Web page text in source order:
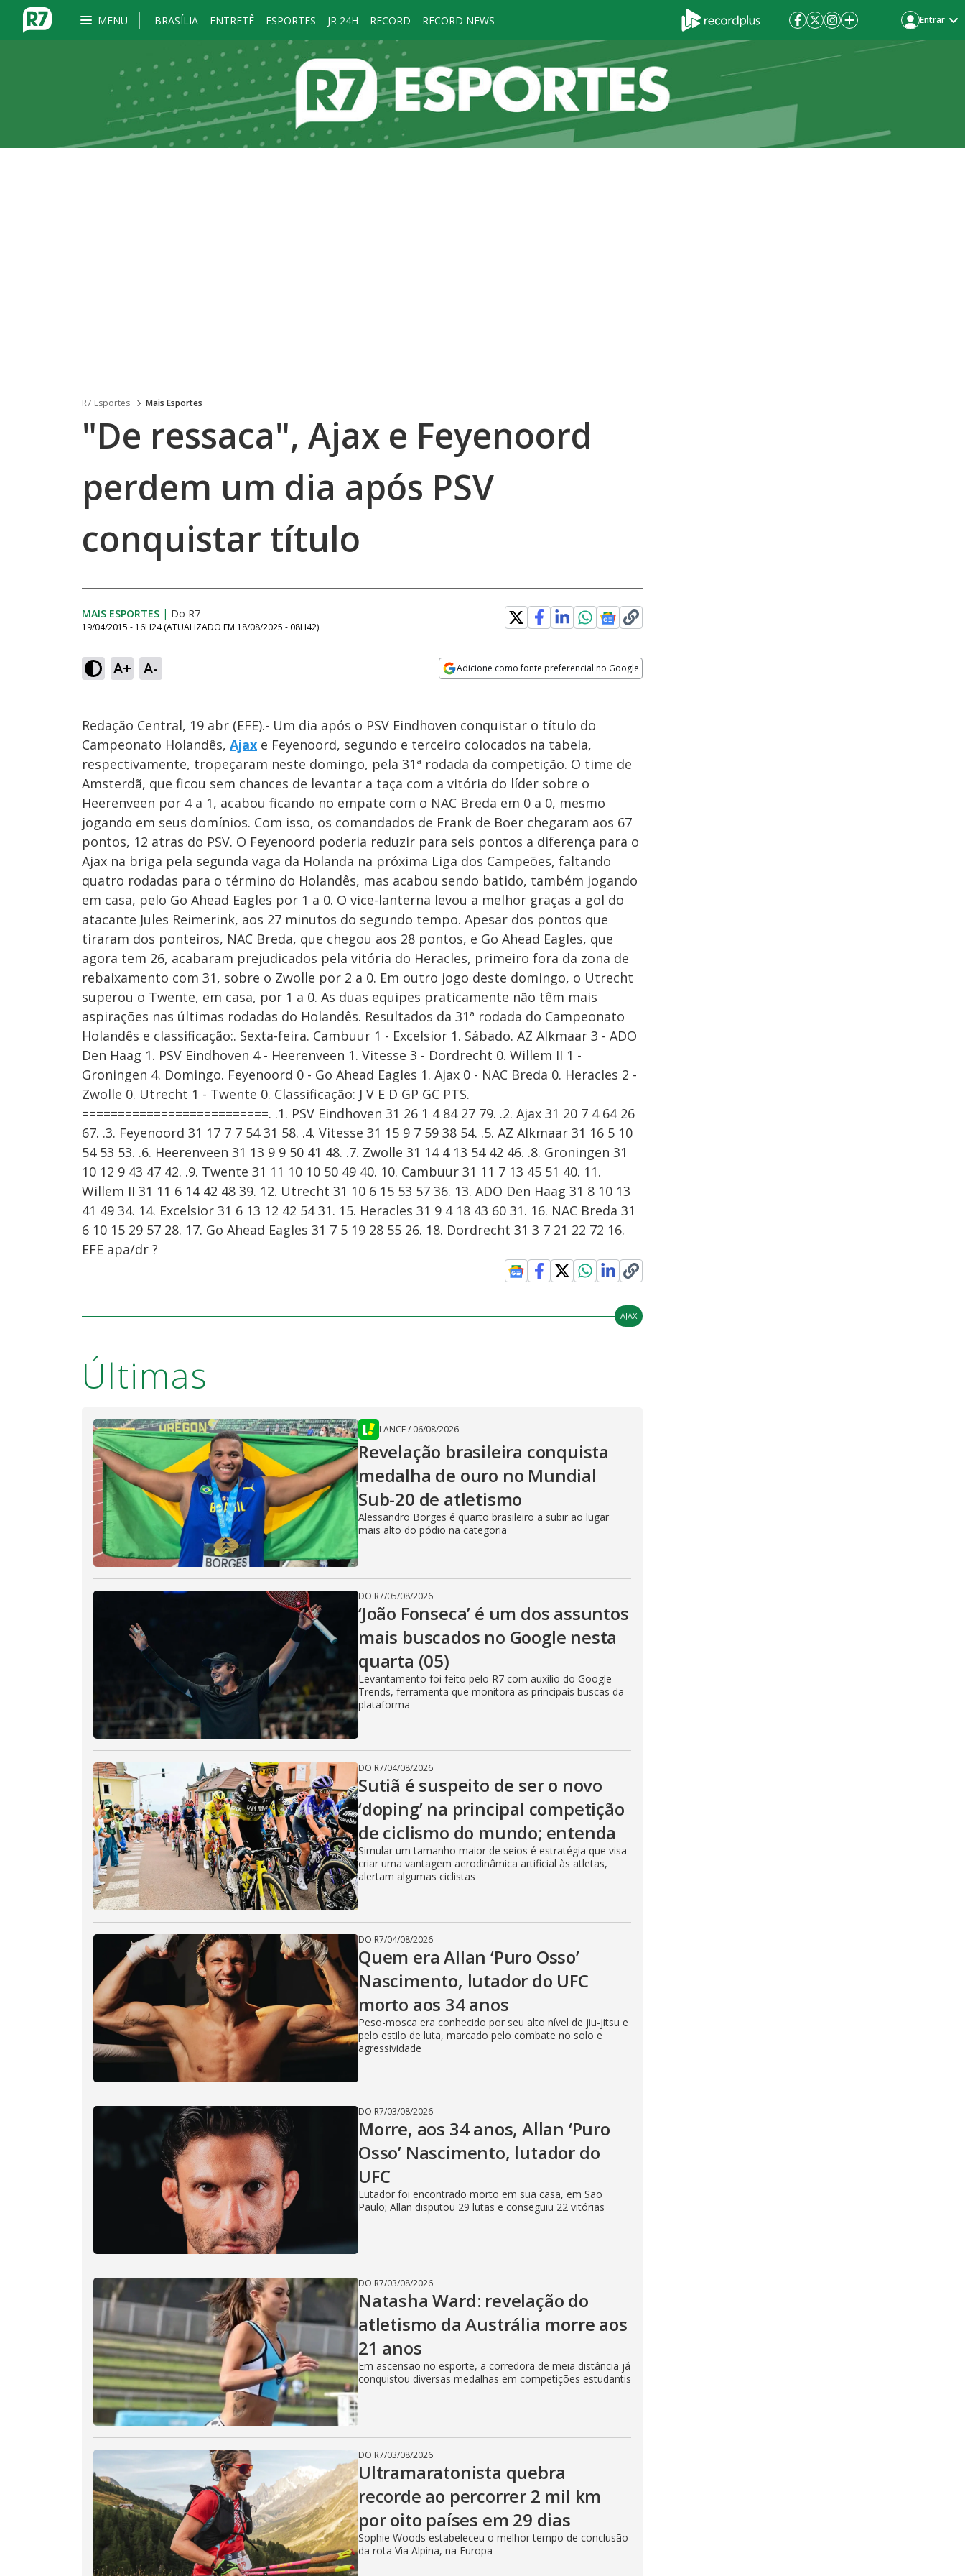
MENU BRASÍLIA ENTRETÊ ESPORTES JR 24H RECORD RECORD NEWS Entrar
R7 Esportes Mais Esportes
"De ressaca", Ajax e Feyenoord
perdem um dia após PSV
conquistar título
MAIS ESPORTES | Do R7
19/04/2015 - 16H24 (ATUALIZADO EM 18/08/2025 - 08H42)
A+ A- Adicione como fonte preferencial no Google
Redação Central, 19 abr (EFE).- Um dia após o PSV Eindhoven conquistar o título do
Campeonato Holandês, Ajax e Feyenoord, segundo e terceiro colocados na tabela,
respectivamente, tropeçaram neste domingo, pela 31ª rodada da competição. O time de
Amsterdã, que ficou sem chances de levantar a taça com a vitória do líder sobre o
Heerenveen por 4 a 1, acabou ficando no empate com o NAC Breda em 0 a 0, mesmo
jogando em seus domínios. Com isso, os comandados de Frank de Boer chegaram aos 67
pontos, 12 atras do PSV. O Feyenoord poderia reduzir para seis pontos a diferença para o
Ajax na briga pela segunda vaga da Holanda na próxima Liga dos Campeões, faltando
quatro rodadas para o término do Holandês, mas acabou sendo batido, também jogando
em casa, pelo Go Ahead Eagles por 1 a 0. O vice-lanterna levou a melhor graças a gol do
atacante Jules Reimerink, aos 27 minutos do segundo tempo. Apesar dos pontos que
tiraram dos ponteiros, NAC Breda, que chegou aos 28 pontos, e Go Ahead Eagles, que
agora tem 26, acabaram prejudicados pela vitória do Heracles, primeiro fora da zona de
rebaixamento com 31, sobre o Zwolle por 2 a 0. Em outro jogo deste domingo, o Utrecht
superou o Twente, em casa, por 1 a 0. As duas equipes praticamente não têm mais
aspirações nas últimas rodadas do Holandês. Resultados da 31ª rodada do Campeonato
Holandês e classificação:. Sexta-feira. Cambuur 1 - Excelsior 1. Sábado. AZ Alkmaar 3 - ADO
Den Haag 1. PSV Eindhoven 4 - Heerenveen 1. Vitesse 3 - Dordrecht 0. Willem II 1 -
Groningen 4. Domingo. Feyenoord 0 - Go Ahead Eagles 1. Ajax 0 - NAC Breda 0. Heracles 2 -
Zwolle 0. Utrecht 1 - Twente 0. Classificação: J V E D GP GC PTS.
==========================. .1. PSV Eindhoven 31 26 1 4 84 27 79. .2. Ajax 31 20 7 4 64 26
67. .3. Feyenoord 31 17 7 7 54 31 58. .4. Vitesse 31 15 9 7 59 38 54. .5. AZ Alkmaar 31 16 5 10
54 53 53. .6. Heerenveen 31 13 9 9 50 41 48. .7. Zwolle 31 14 4 13 54 42 46. .8. Groningen 31
10 12 9 43 47 42. .9. Twente 31 11 10 10 50 49 40. 10. Cambuur 31 11 7 13 45 51 40. 11.
Willem II 31 11 6 14 42 48 39. 12. Utrecht 31 10 6 15 53 57 36. 13. ADO Den Haag 31 8 10 13
41 49 34. 14. Excelsior 31 6 13 12 42 54 31. 15. Heracles 31 9 4 18 43 60 31. 16. NAC Breda 31
6 10 15 29 57 28. 17. Go Ahead Eagles 31 7 5 19 28 55 26. 18. Dordrecht 31 3 7 21 22 72 16.
EFE apa/dr ?
AJAX
Últimas
LANCE/ 06/08/2026
Revelação brasileira conquista
medalha de ouro no Mundial
Sub-20 de atletismo
Alessandro Borges é quarto brasileiro a subir ao lugar
mais alto do pódio na categoria
DO R7/05/08/2026
‘João Fonseca’ é um dos assuntos
mais buscados no Google nesta
quarta (05)
Levantamento foi feito pelo R7 com auxílio do Google
Trends, ferramenta que monitora as principais buscas da
plataforma
DO R7/04/08/2026
Sutiã é suspeito de ser o novo
‘doping’ na principal competição
de ciclismo do mundo; entenda
Simular um tamanho maior de seios é estratégia que visa
criar uma vantagem aerodinâmica artificial às atletas,
alertam algumas ciclistas
DO R7/04/08/2026
Quem era Allan ‘Puro Osso’
Nascimento, lutador do UFC
morto aos 34 anos
Peso-mosca era conhecido por seu alto nível de jiu-jitsu e
pelo estilo de luta, marcado pelo combate no solo e
agressividade
DO R7/03/08/2026
Morre, aos 34 anos, Allan ‘Puro
Osso’ Nascimento, lutador do
UFC
Lutador foi encontrado morto em sua casa, em São
Paulo; Allan disputou 29 lutas e conseguiu 22 vitórias
DO R7/03/08/2026
Natasha Ward: revelação do
atletismo da Austrália morre aos
21 anos
Em ascensão no esporte, a corredora de meia distância já
conquistou diversas medalhas em competições estudantis
DO R7/03/08/2026
Ultramaratonista quebra
recorde ao percorrer 2 mil km
por oito países em 29 dias
Sophie Woods estabeleceu o melhor tempo de conclusão
da rota Via Alpina, na Europa